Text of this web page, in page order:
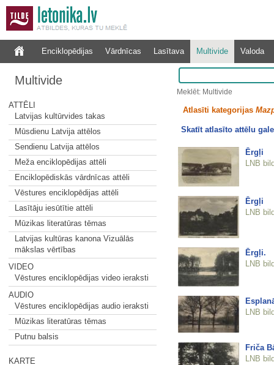
Enciklopēdijas Vārdnīcas Lasītava Multivide Valoda
Multivide
ATTĒLI
Latvijas kultūrvides takas
Mūsdienu Latvija attēlos
Sendienu Latvija attēlos
Meža enciklopēdijas attēli
Enciklopēdiskās vārdnīcas attēli
Vēstures enciklopēdijas attēli
Lasītāju iesūtītie attēli
Mūzikas literatūras tēmas
Latvijas kultūras kanona Vizuālās
mākslas vērtības
VIDEO
Vēstures enciklopēdijas video ieraksti
AUDIO
Vēstures enciklopēdijas audio ieraksti
Mūzikas literatūras tēmas
Putnu balsis
KARTE
Meklēt: Multivide
Atlasīti kategorijas
Skatīt atlasīto attēlu
Ērgļi
LNB
Ērgļi
LNB
Ērgļi.
LNB
LNB
Friča
LNB